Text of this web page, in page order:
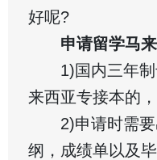
好呢?
申请留学马来
1)国内三年制
来西亚专接本的
2)申请时需要
纲，成绩单以及毕